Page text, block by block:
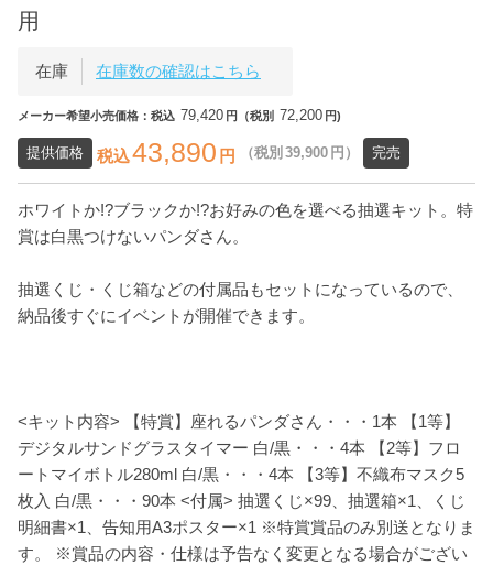
用
在庫 在庫数の確認はこちら
メーカー希望小売価格：税込 79,420 円（税別 72,200 円)
提供価格 税込43,890 円 （税別 39,900 円） 完売
ホワイトか!?ブラックか!?お好みの色を選べる抽選キット。特
賞は白黒つけないパンダさん。
抽選くじ・くじ箱などの付属品もセットになっているので、
納品後すぐにイベントが開催できます。
<キット内容> 【特賞】座れるパンダさん・・・1本 【1等】
デジタルサンドグラスタイマー 白/黒・・・4本 【2等】フロ
ートマイボトル280ml 白/黒・・・4本 【3等】不織布マスク5
枚入 白/黒・・・90本 <付属> 抽選くじ×99、抽選箱×1、くじ
明細書×1、告知用A3ポスター×1 ※特賞賞品のみ別送となりま
す。 ※賞品の内容・仕様は予告なく変更となる場合がござい